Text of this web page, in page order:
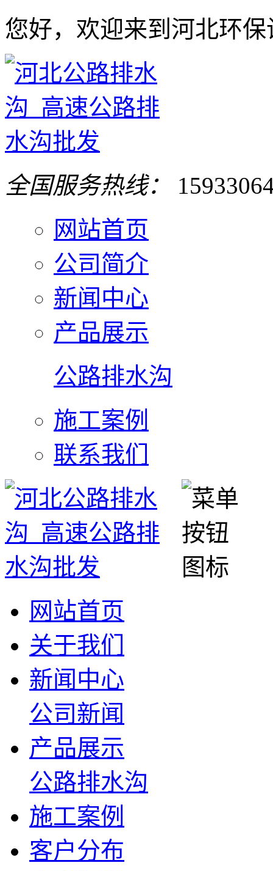
您好，欢迎来到河北环
全国服务热线：
网站首页
公司简介
新闻中心
产品展示
公路排水沟
施工案例
联系我们
网站首页
关于我们
新闻中心
公司新闻
产品展示
公路排水沟
施工案例
客户分布